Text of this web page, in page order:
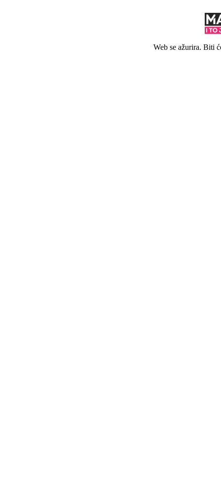
Web se ažurira. Biti